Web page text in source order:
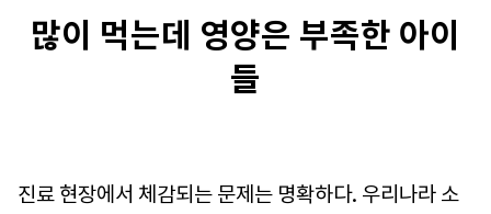
많이 먹는데 영양은 부족한 아이
들
진료 현장에서 체감되는 문제는 명확하다. 우리나라 소